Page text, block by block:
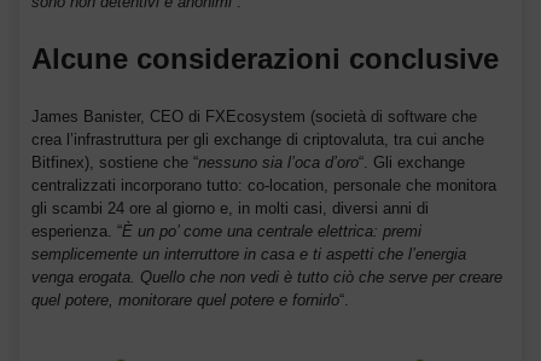
Alcune considerazioni conclusive
James Banister, CEO di FXEcosystem (società di software che
crea l’infrastruttura per gli exchange di criptovaluta, tra cui anche
Bitfinex), sostiene che “nessuno sia l’oca d’oro“. Gli exchange
centralizzati incorporano tutto: co-location, personale che monitora
gli scambi 24 ore al giorno e, in molti casi, diversi anni di
esperienza. “È un po’ come una centrale elettrica: premi
semplicemente un interruttore in casa e ti aspetti che l’energia
venga erogata. Quello che non vedi è tutto ciò che serve per creare
quel potere, monitorare quel potere e fornirlo“.